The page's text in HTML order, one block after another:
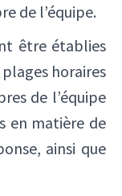
de l’équipe.
être établies
horaires
de l’équipe
en matière de
ainsi que